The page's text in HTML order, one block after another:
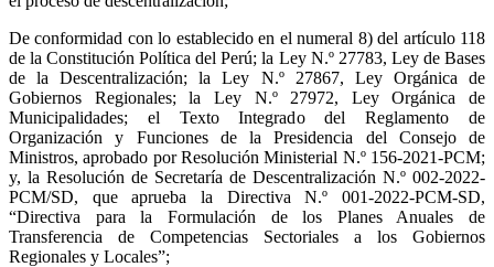
De conformidad con lo establecido en el numeral 8) del artículo 118
de la Constitución Política del Perú; la Ley N.º 27783, Ley de Bases
de la Descentralización; la Ley N.º 27867, Ley Orgánica de
Gobiernos Regionales; la Ley N.º 27972, Ley Orgánica de
Municipalidades; el Texto Integrado del Reglamento de
Organización y Funciones de la Presidencia del Consejo de
Ministros, aprobado por Resolución Ministerial N.º 156-2021-PCM;
y, la Resolución de Secretaría de Descentralización N.º 002-2022-
PCM/SD, que aprueba la Directiva N.º 001-2022-PCM-SD,
“Directiva para la Formulación de los Planes Anuales de
Transferencia de Competencias Sectoriales a los Gobiernos
Regionales y Locales”;